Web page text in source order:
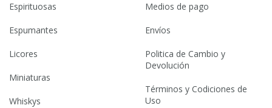
Espirituosas
Espumantes
Licores
Miniaturas
Whiskys
Medios de pago
Envíos
Politica de Cambio y
Devolución
Términos y Codiciones de
Uso